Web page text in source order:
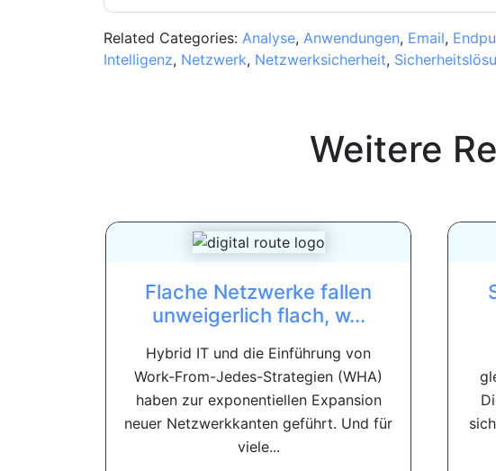
Related Categories: Analyse, Anwendungen, Email,
Intelligenz, Netzwerk, Netzwerksicherheit,
Weitere
Flache Netzwerke fallen
unweigerlich flach, w...
Hybrid IT und die Einführung von
Work-From-Jedes-Strategien (WHA)
haben zur exponentiellen Expansion
neuer Netzwerkkanten geführt. Und für
viele...